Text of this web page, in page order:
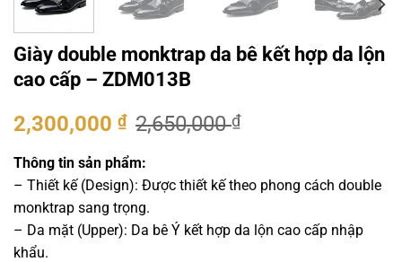
Giày double monktrap da bê kết hợp da lộn
cao cấp – ZDM013B
2,650,000₫
Giá
là:
2,650,000 ₫.
2,300,000 ₫Giá
tại
là:
2,300,000 ₫.
Thông tin sản phẩm:
– Thiết kế (Design): Được thiết kế theo phong cách double
monktrap sang trọng.
– Da mặt (Upper): Da bê Ý kết hợp da lộn cao cấp nhập
khẩu.